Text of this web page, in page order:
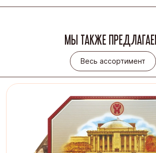
МЫ ТАКЖЕ
Весь ассортимент
Весь ассортимент